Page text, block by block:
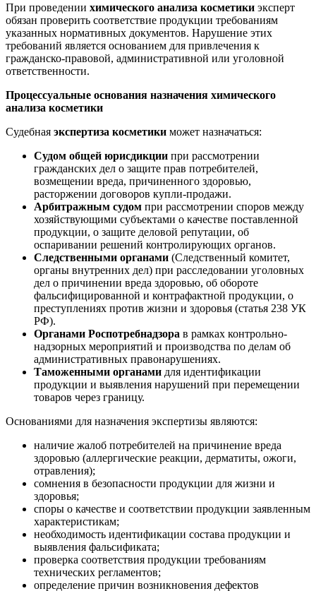
При проведении химического анализа косметики эксперт
обязан проверить соответствие продукции требованиям
указанных нормативных документов. Нарушение этих
требований является основанием для привлечения к
гражданско-правовой, административной или уголовной
ответственности.
Процессуальные основания назначения химического
анализа косметики
Судебная экспертиза косметики может назначаться:
Судом общей юрисдикции при рассмотрении
гражданских дел о защите прав потребителей,
возмещении вреда, причиненного здоровью,
расторжении договоров купли-продажи.
Арбитражным судом при рассмотрении споров между
хозяйствующими субъектами о качестве поставленной
продукции, о защите деловой репутации, об
оспаривании решений контролирующих органов.
Следственными органами (Следственный комитет,
органы внутренних дел) при расследовании уголовных
дел о причинении вреда здоровью, об обороте
фальсифицированной и контрафактной продукции, о
преступлениях против жизни и здоровья (статья 238 УК
РФ).
Органами Роспотребнадзора в рамках контрольно-
надзорных мероприятий и производства по делам об
административных правонарушениях.
Таможенными органами для идентификации
продукции и выявления нарушений при перемещении
товаров через границу.
Основаниями для назначения экспертизы являются:
наличие жалоб потребителей на причинение вреда
здоровью (аллергические реакции, дерматиты, ожоги,
отравления);
сомнения в безопасности продукции для жизни и
здоровья;
споры о качестве и соответствии продукции заявленным
характеристикам;
необходимость идентификации состава продукции и
выявления фальсификата;
проверка соответствия продукции требованиям
технических регламентов;
определение причин возникновения дефектов